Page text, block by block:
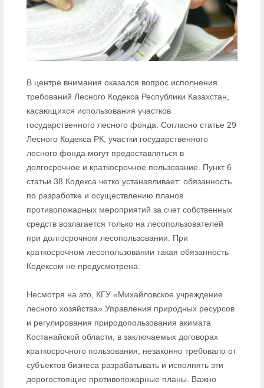
В центре внимания оказался вопрос исполнения
требований Лесного Кодекса Республики Казахстан,
касающихся использования участков
государственного лесного фонда. Согласно статье 29
Лесного Кодекса РК, участки государственного
лесного фонда могут предоставляться в
долгосрочное и краткосрочное пользование. Пункт 6
статьи 38 Кодекса четко устанавливает: обязанность
по разработке и осуществлению планов
противопожарных мероприятий за счет собственных
средств возлагается только на лесопользователей
при долгосрочном лесопользовании. При
краткосрочном лесопользовании такая обязанность
Кодексом не предусмотрена.
Несмотря на это, КГУ «Михайловское учреждение
лесного хозяйства» Управления природных ресурсов
и регулирования природопользования акимата
Костанайской области, в заключаемых договорах
краткосрочного пользования, незаконно требовало от
субъектов бизнеса разрабатывать и исполнять эти
дорогостоящие противопожарные планы. Важно